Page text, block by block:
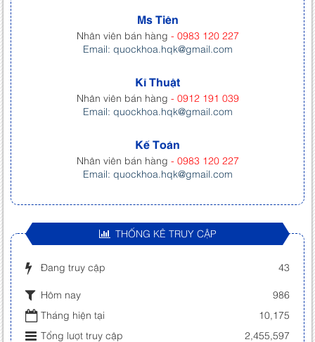
Ms Tiên
Nhân viên bán hàng - 0983 120 227
Email: quockhoa.hqk@gmail.com
Kĩ Thuật
Nhân viên bán hàng - 0912 191 039
Email: quockhoa.hqk@gmail.com
Kế Toán
Nhân viên bán hàng - 0983 120 227
Email: quockhoa.hqk@gmail.com
THỐNG KÊ TRUY CẬP
Đang truy cập 43
Hôm nay
986
Tháng hiện tại
10,175
Tổng lượt truy cập
2,455,597